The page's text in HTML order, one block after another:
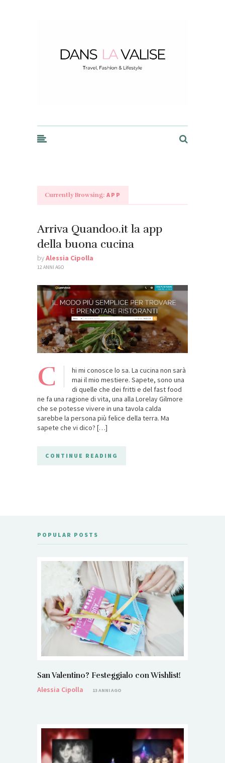
Currently Browsing: APP
Arriva Quandoo.it la app
della buona cucina
byAlessia Cipolla
12 ANNI AGO
C
hi mi conosce lo sa. La cucina non sarà
mai il mio mestiere. Sapete, sono una
di quelle che dei fritti e del fast food
ne fa una ragione di vita, una alla Lorelay Gilmore
che se potesse vivere in una tavola calda
sarebbe la persona più felice della terra. Ma
sapete che vi dico? […]
CONTINUE READING
POPULAR POSTS
San Valentino? Festeggialo con Wishlist!
Alessia Cipolla
13 ANNI AGO